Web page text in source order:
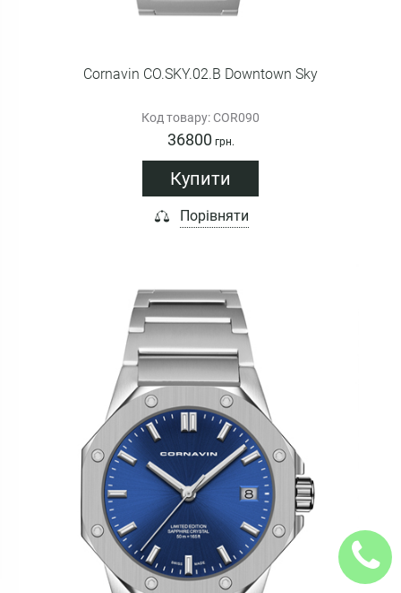
Cornavin CO.SKY.02.B Downtown Sky
Код товару: COR090
36800 грн.
Купити
Порівняти